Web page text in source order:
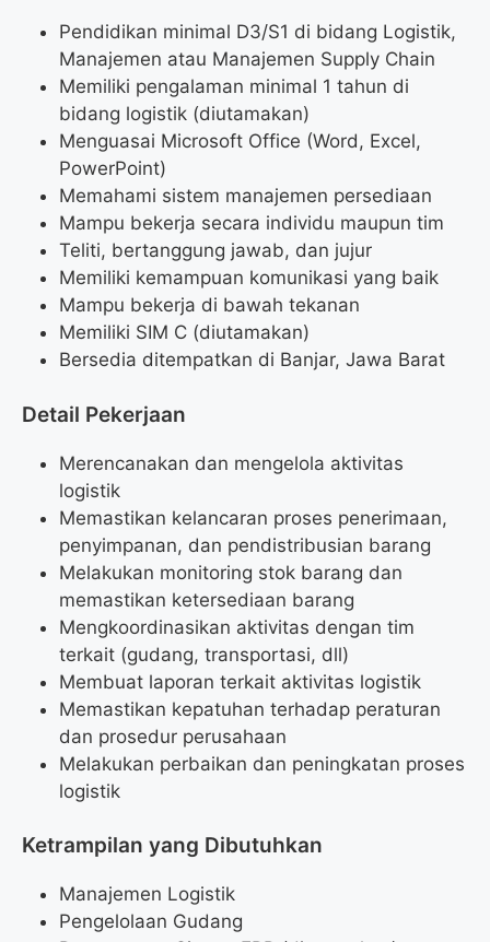
Pendidikan minimal D3/S1 di bidang Logistik,
Manajemen atau Manajemen Supply Chain
Memiliki pengalaman minimal 1 tahun di
bidang logistik (diutamakan)
Menguasai Microsoft Office (Word, Excel,
PowerPoint)
Memahami sistem manajemen persediaan
Mampu bekerja secara individu maupun tim
Teliti, bertanggung jawab, dan jujur
Memiliki kemampuan komunikasi yang baik
Mampu bekerja di bawah tekanan
Memiliki SIM C (diutamakan)
Bersedia ditempatkan di Banjar, Jawa Barat
Detail Pekerjaan
Merencanakan dan mengelola aktivitas
logistik
Memastikan kelancaran proses penerimaan,
penyimpanan, dan pendistribusian barang
Melakukan monitoring stok barang dan
memastikan ketersediaan barang
Mengkoordinasikan aktivitas dengan tim
terkait (gudang, transportasi, dll)
Membuat laporan terkait aktivitas logistik
Memastikan kepatuhan terhadap peraturan
dan prosedur perusahaan
Melakukan perbaikan dan peningkatan proses
logistik
Ketrampilan yang Dibutuhkan
Manajemen Logistik
Pengelolaan Gudang